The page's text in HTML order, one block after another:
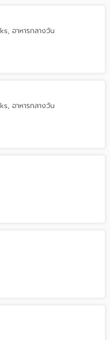
อาหารกลางวัน
อาหารกลางวัน